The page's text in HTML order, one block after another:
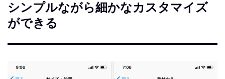
シンプルながら細かなカスタマイズ
ができる